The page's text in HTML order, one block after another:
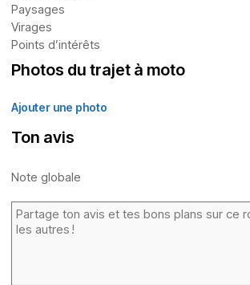
Paysages
Virages
Points d’intérêts
Photos du trajet à moto
Ajouter une photo
Ton avis
Note globale